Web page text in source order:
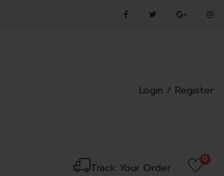
Login / Register
0
Track Your Order